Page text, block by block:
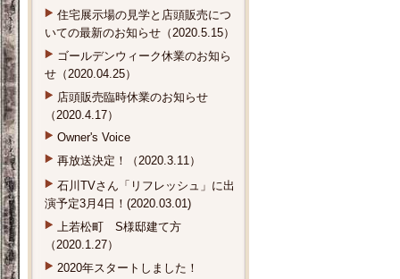
住宅展示場の見学と店頭販売につ
いての最新のお知らせ（2020.5.15）
ゴールデンウィーク休業のお知ら
せ（2020.04.25）
店頭販売臨時休業のお知らせ
（2020.4.17）
Owner's Voice
再放送決定！（2020.3.11）
石川TVさん「リフレッシュ」に出
演予定3月4日！(2020.03.01)
上若松町 S様邸建て方
（2020.1.27）
2020年スタートしました！